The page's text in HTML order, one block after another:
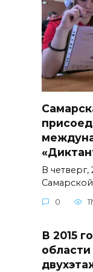
В четверг,
0
В 2015
области